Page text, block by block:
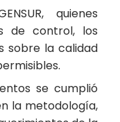
quienes
de control, los
sobre la calidad
se cumplió
la metodología,